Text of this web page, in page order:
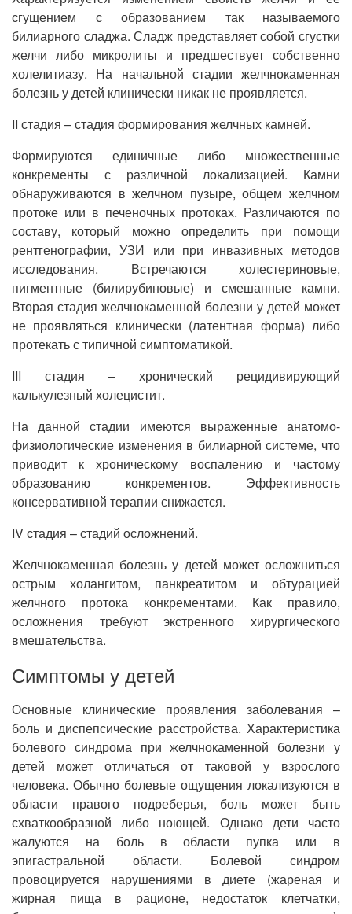
сгущением с образованием так называемого
билиарного сладжа. Сладж представляет собой сгустки
желчи либо микролиты и предшествует собственно
холелитиазу. На начальной стадии желчнокаменная
болезнь у детей клинически никак не проявляется.
II стадия – стадия формирования желчных камней.
Формируются единичные либо множественные
конкременты с различной локализацией. Камни
обнаруживаются в желчном пузыре, общем желчном
протоке или в печеночных протоках. Различаются по
составу, который можно определить при помощи
рентгенографии, УЗИ или при инвазивных методов
исследования. Встречаются холестериновые,
пигментные (билирубиновые) и смешанные камни.
Вторая стадия желчнокаменной болезни у детей может
не проявляться клинически (латентная форма) либо
протекать с типичной симптоматикой.
III стадия – хронический рецидивирующий
калькулезный холецистит.
На данной стадии имеются выраженные анатомо-
физиологические изменения в билиарной системе, что
приводит к хроническому воспалению и частому
образованию конкрементов. Эффективность
консервативной терапии снижается.
IV стадия – стадий осложнений.
Желчнокаменная болезнь у детей может осложниться
острым холангитом, панкреатитом и обтурацией
желчного протока конкрементами. Как правило,
осложнения требуют экстренного хирургического
вмешательства.
Симптомы у детей
Основные клинические проявления заболевания –
боль и диспепсические расстройства. Характеристика
болевого синдрома при желчнокаменной болезни у
детей может отличаться от таковой у взрослого
человека. Обычно болевые ощущения локализуются в
области правого подреберья, боль может быть
схваткообразной либо ноющей. Однако дети часто
жалуются на боль в области пупка или в
эпигастральной области. Болевой синдром
провоцируется нарушениями в диете (жареная и
жирная пища в рационе, недостаток клетчатки,